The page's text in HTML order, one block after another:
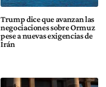
Trump dice que avanzan las
negociaciones sobre Ormuz
pese a nuevas exigencias de
Irán